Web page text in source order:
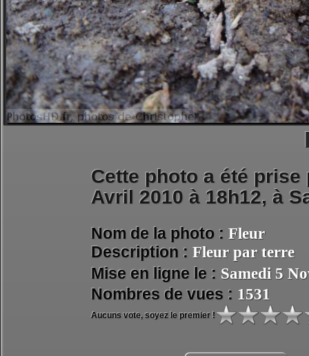
Cette photo a été
Avril 2010 à 18h12, à
Nom de la photo : Fleur
Description : Fleur par terre
Mise en ligne le : Samedi 5
Nombres de vues : 1531
Aucuns vote, soyez le premier !